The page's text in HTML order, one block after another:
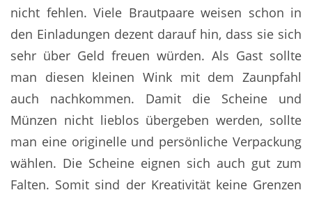
nicht fehlen. Viele Brautpaare weisen schon in
den Einladungen dezent darauf hin, dass sie sich
sehr über Geld freuen würden. Als Gast sollte
man diesen kleinen Wink mit dem Zaunpfahl
auch nachkommen. Damit die Scheine und
Münzen nicht lieblos übergeben werden, sollte
man eine originelle und persönliche Verpackung
wählen. Die Scheine eignen sich auch gut zum
Falten. Somit sind der Kreativität keine Grenzen